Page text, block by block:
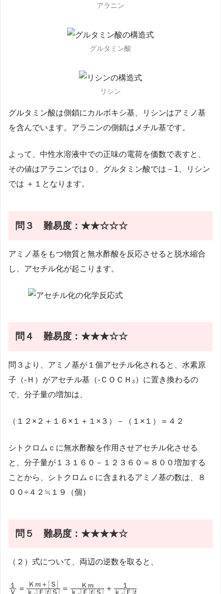
アラニン
グルタミン酸
リシン
グルタミン酸は側鎖にカルボキシ基、リシンはアミノ基
を含んでいます。アラニンの側鎖はメチル基です。
よって、中性水溶液中での正味の電荷を価数で表すと、
その値はアラニンでは０、グルタミン酸では－1、リシン
では ＋１となります。
問３難易度：★★☆☆☆
アミノ基をもつ物質と無水酢酸を反応させると脱水縮合
し、アセチル化が起こります。
問４難易度：★★★☆☆
問３より、アミノ基が１個アセチル化されると、水素原
子（-Ｈ）がアセチル基（-ＣＯＣＨ₃）に置き換わるの
で、分子量の増加は、
（１２×２＋１６×１＋１×３）－（１×１）＝４２
シトクロムｃに無水酢酸を作用させアセチル化させる
と、分子量が１３１６０－１２３６０＝８００増加する
ことから、シトクロムｃに含まれるアミノ基の数は、８
００÷４２≒１９（個）
問５難易度：★★★★☆
（２）式について、両辺の逆数を取ると、
\frac{１}
１ ＝ \frac{Ｋ
t
Ｋ m＋ Ｓ ＝ \frac{Ｋ
t
Ｋ m ＋ \frac{１}
t
１